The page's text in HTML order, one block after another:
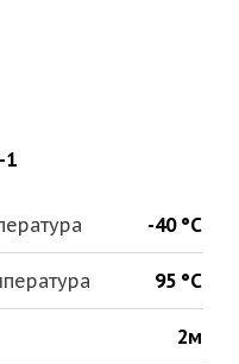
1
-40 °С
95 °С
2м